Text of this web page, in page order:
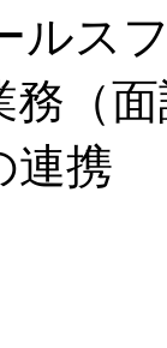
ルス
（
連携